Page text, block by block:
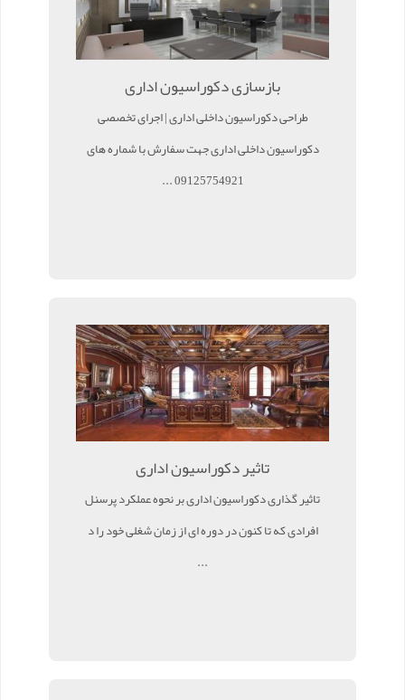
بازسازی دکوراسیون اداری
طراحی دکوراسیون داخلی اداری | اجرای تخصصی
دکوراسیون داخلی اداری جهت سفارش با شماره های
09125754921 ...
تاثیر دکوراسیون اداری
تاثیر گذاری دکوراسیون اداری بر نحوه عملکرد پرسنل
افرادی که تا کنون در دوره ای از زمان شغلی خود را د
...